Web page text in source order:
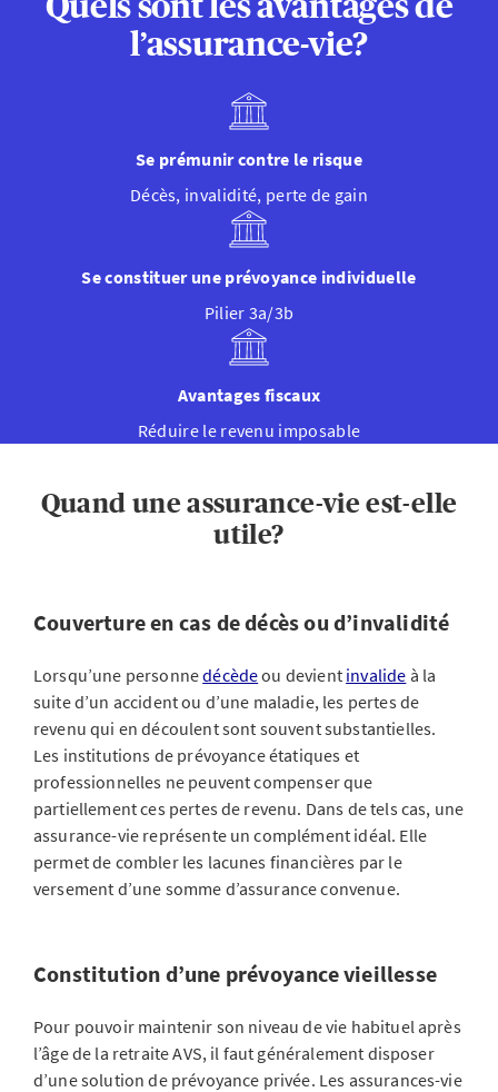
l’assurance-vie?
Se prémunir contre le risque
Décès, invalidité, perte de gain
Se constituer une prévoyance individuelle
Pilier 3a/3b
Avantages fiscaux
Réduire le revenu imposable
Quand une assurance-vie est-elle
utile?
Couverture en cas de décès ou d’invalidité
Lorsqu’une personnedécèdeou devient invalide à la
suite d’un accident ou d’une maladie, les pertes de
revenu qui en découlent sont souvent substantielles.
Les institutions de prévoyance étatiques et
professionnelles ne peuvent compenser que
partiellement ces pertes de revenu. Dans de tels cas, une
assurance-vie représente un complément idéal. Elle
permet de combler les lacunes financières par le
versement d’une somme d’assurance convenue.
Constitution d’une prévoyance vieillesse
Pour pouvoir maintenir son niveau de vie habituel après
l’âge de la retraite AVS, il faut généralement disposer
d’une solution de prévoyance privée. Les assurances-vie